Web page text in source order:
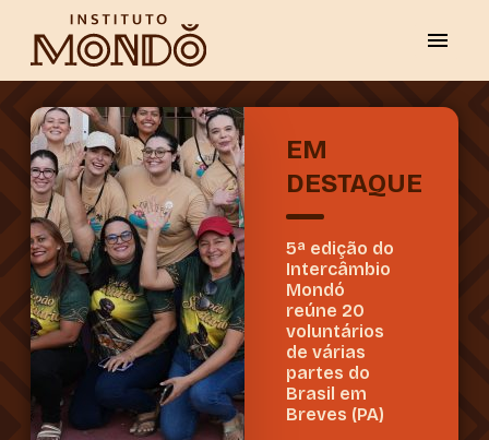
EM
DESTAQUE
5ª edição do
Intercâmbio
Mondó
reúne 20
voluntários
de várias
partes do
Brasil em
Breves (PA)